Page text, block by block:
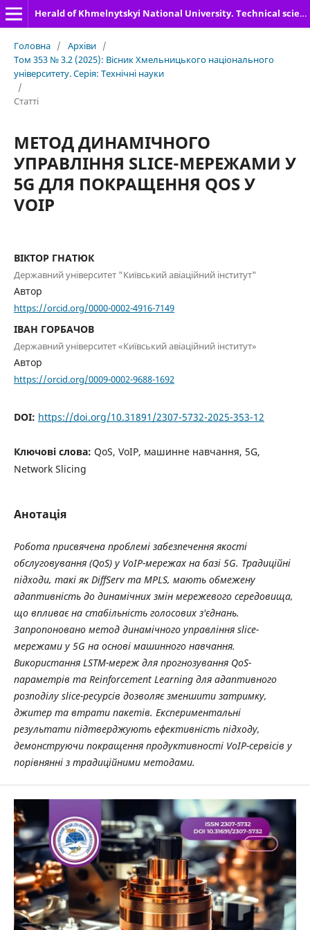
Herald of Khmelnytskyi National University. Technical sciences
Головна / Архіви /
Том 353 № 3.2 (2025): Вісник Хмельницького національного
університету. Серія: Технічні науки
/
Статті
МЕТОД ДИНАМІЧНОГО
УПРАВЛІННЯ SLICE-МЕРЕЖАМИ У
5G ДЛЯ ПОКРАЩЕННЯ QOS У
VOIP
ВІКТОР ГНАТЮК
Державний університет "Київський авіаційний інститут"
Автор
https://orcid.org/0000-0002-4916-7149
ІВАН ГОРБАЧОВ
Державний університет «Київський авіаційний інститут»
Автор
https://orcid.org/0009-0002-9688-1692
DOI: https://doi.org/10.31891/2307-5732-2025-353-12
Ключові слова: QoS, VoIP, машинне навчання, 5G,
Network Slicing
Анотація
Робота присвячена проблемі забезпечення якості
обслуговування (QoS) у VoIP-мережах на базі 5G. Традиційні
підходи, такі як DiffServ та MPLS, мають обмежену
адаптивність до динамічних змін мережевого середовища,
що впливає на стабільність голосових з'єднань.
Запропоновано метод динамічного управління slice-
мережами у 5G на основі машинного навчання.
Використання LSTM-мереж для прогнозування QoS-
параметрів та Reinforcement Learning для адаптивного
розподілу slice-ресурсів дозволяє зменшити затримку,
джитер та втрати пакетів. Експериментальні
результати підтверджують ефективність підходу,
демонструючи покращення продуктивності VoIP-сервісів у
порівнянні з традиційними методами.